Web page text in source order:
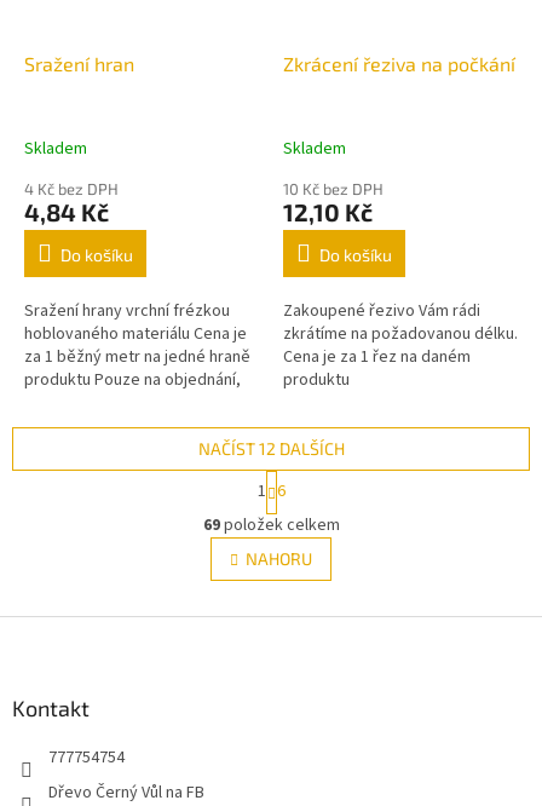
Sražení hran
Skladem
4 Kč bez DPH
4,84 Kč
Do košíku
Sražení hrany vrchní frézkou
hoblovaného materiálu Cena je
za 1 běžný metr na jedné hraně
produktu Pouze na objednání,
Zkrácení řeziva na počkání
Skladem
10 Kč bez DPH
12,10 Kč
Do košíku
Zakoupené řezivo Vám rádi
zkrátíme na požadovanou délku.
Cena je za 1 řez na daném
produktu
O
v
l
á
NAČÍST 12 DALŠÍCH
S
t
r
á
n
k
v
1 6
69položek celkem
NAHORU
Kontakt
777754754
Dřevo Černý Vůl na FB